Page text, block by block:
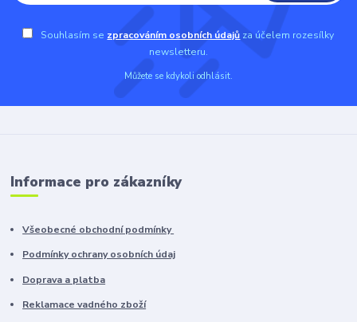
Souhlasím se zpracováním osobních údajů za účelem rozesílky
newsletteru.
Můžete se kdykoli odhlásit.
Informace pro zákazníky
Všeobecné obchodní podmínky
Podmínky ochrany osobních údaj
Doprava a platba
Reklamace vadného zboží